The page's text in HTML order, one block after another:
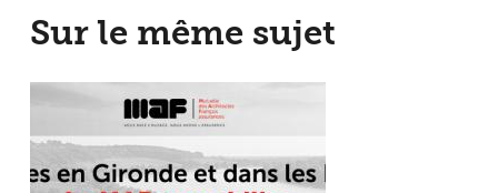
Sur le même sujet